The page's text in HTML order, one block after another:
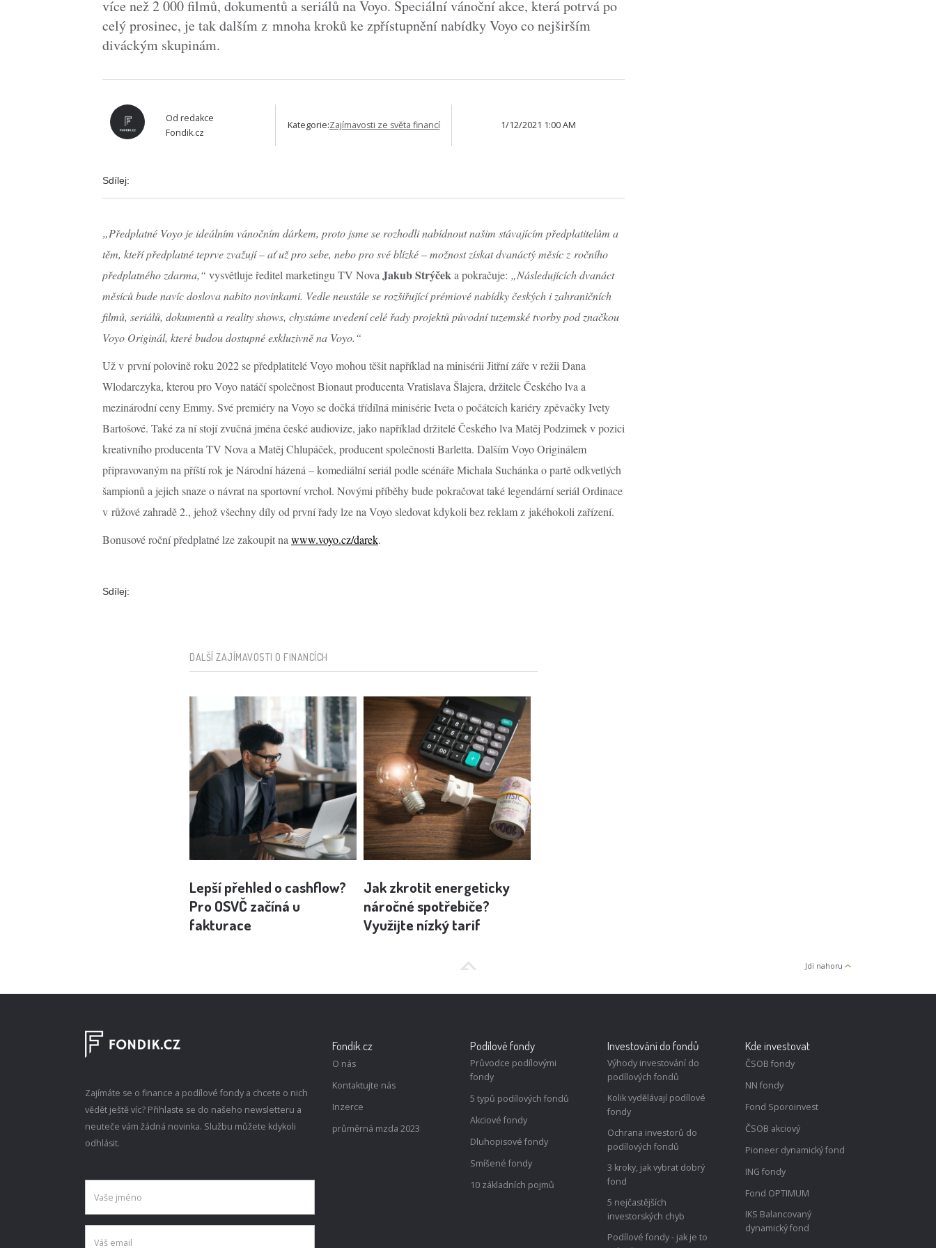
více než 2 000 filmů, dokumentů a seriálů na Voyo. Speciální vánoční akce, která potrvá po
celý prosinec, je tak dalším z mnoha kroků ke zpřístupnění nabídky Voyo co nejširším
diváckým skupinám.
Od redakce
Fondik.cz
Kategorie:Zajímavosti ze světa financí 1/12/2021 1:00 AM
Sdílej:
„Předplatné Voyo je ideálním vánočním dárkem, proto jsme se rozhodli nabídnout našim stávajícím předplatitelům a
těm, kteří předplatné teprve zvažují – ať už pro sebe, nebo pro své blízké – možnost získat dvanáctý měsíc z ročního
předplatného zdarma,“ vysvětluje ředitel marketingu TV Nova Jakub Strýčeka pokračuje: „Následujících dvanáct
měsíců bude navíc doslova nabito novinkami. Vedle neustále se rozšiřující prémiové nabídky českých i zahraničních
filmů, seriálů, dokumentů a reality shows, chystáme uvedení celé řady projektů původní tuzemské tvorby pod značkou
Voyo Originál, které budou dostupné exkluzivně na Voyo.“
Už v první polovině roku 2022 se předplatitelé Voyo mohou těšit například na minisérii Jitřní záře v režii Dana
Wlodarczyka, kterou pro Voyo natáčí společnost Bionaut producenta Vratislava Šlajera, držitele Českého lva a
mezinárodní ceny Emmy. Své premiéry na Voyo se dočká třídílná minisérie Iveta o počátcích kariéry zpěvačky Ivety
Bartošové. Také za ní stojí zvučná jména české audiovize, jako například držitelé Českého lva Matěj Podzimek v pozici
kreativního producenta TV Nova a Matěj Chlupáček, producent společnosti Barletta. Dalším Voyo Originálem
připravovaným na příští rok je Národní házená – komediální seriál podle scénáře Michala Suchánka o partě odkvetlých
šampionů a jejich snaze o návrat na sportovní vrchol. Novými příběhy bude pokračovat také legendární seriál Ordinace
v růžové zahradě 2., jehož všechny díly od první řady lze na Voyo sledovat kdykoli bez reklam z jakéhokoli zařízení.
Bonusové roční předplatné lze zakoupit na www.voyo.cz/darek.
Sdílej:
DALŠÍ ZAJÍMAVOSTI O FINANCÍCH
Lepší přehled o cashflow?
Pro OSVČ začíná u
fakturace
Jak zkrotit energeticky
náročné spotřebiče?
Využijte nízký tarif
Jdi nahoru
Zajímáte se o finance a podílové fondy a chcete o nich
vědět ještě víc? Přihlaste se do našeho newsletteru a
neuteče vám žádná novinka. Službu můžete kdykoli
odhlásit.
Fondik.cz Podílové fondy Investování do fondů Kde investovat
O nás
Kontaktujte nás
Inzerce
průměrná mzda 2023
Průvodce podílovými
fondy
5 typů podílových fondů
Akciové fondy
Dluhopisové fondy
Smíšené fondy
10 základních pojmů
Výhody investování do
podílových fondů
Kolik vydělávají podílové
fondy
Ochrana investorů do
podílových fondů
3 kroky, jak vybrat dobrý
fond
5 nejčastějších
investorských chyb
Podílové fondy - jak je to
ČSOB fondy
NN fondy
Fond Sporoinvest
ČSOB akciový
Pioneer dynamický fond
ING fondy
Fond OPTIMUM
IKS Balancovaný
dynamický fond